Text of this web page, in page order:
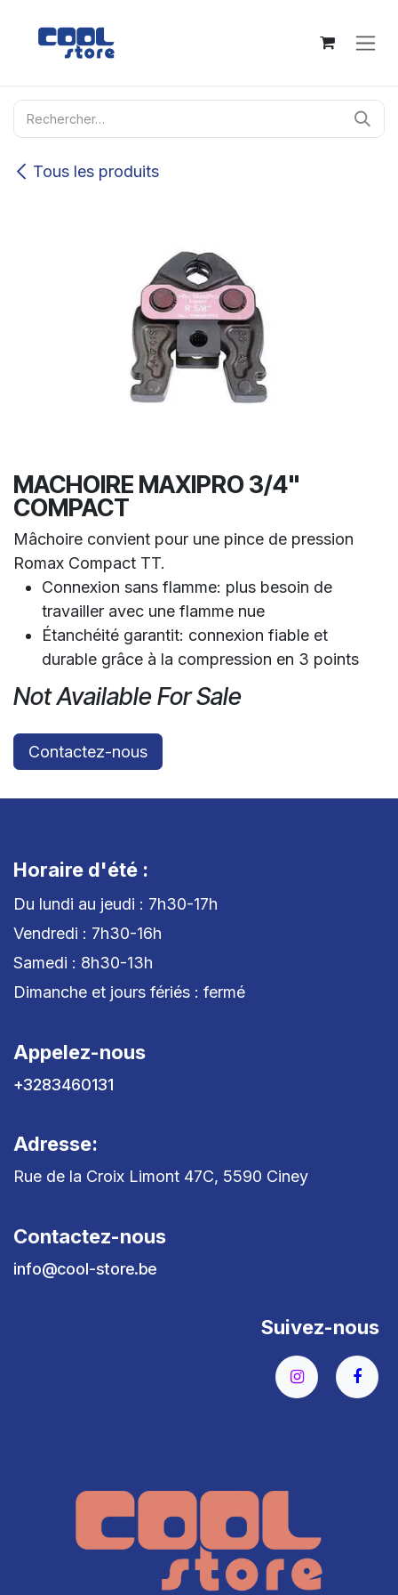
Tous les produits
MACHOIRE MAXIPRO 3/4"
COMPACT
Mâchoire convient pour une pince de pression
Romax Compact TT.
Connexion sans flamme: plus besoin de
travailler avec une flamme nue
Étanchéité garantit: connexion fiable et
durable grâce à la compression en 3 points
Not Available For Sale
Contactez-nous
Horaire d'été :
Du lundi au jeudi : 7h30-17h
Vendredi : 7h30-16h
Samedi : 8h30-13h
Dimanche et jours fériés : fermé
Appelez-nous
+3283460131
Adresse:
Rue de la Croix Limont 47C, 5590 Ciney
Contactez-nous
info@cool-store.be
Suivez-nous